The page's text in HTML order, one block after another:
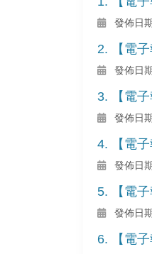
發佈日
2. 【電
發佈日
3. 【電
發佈日
4. 【電
發佈日
5. 【電
發佈日
6. 【電